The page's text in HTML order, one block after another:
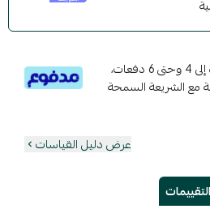
قسم دفعاتك بطريقة ميسرة إلى 4 وحتى 6 دفعات،
مع الشريعة السمحة
عرض دليل القياسات
التقييمات